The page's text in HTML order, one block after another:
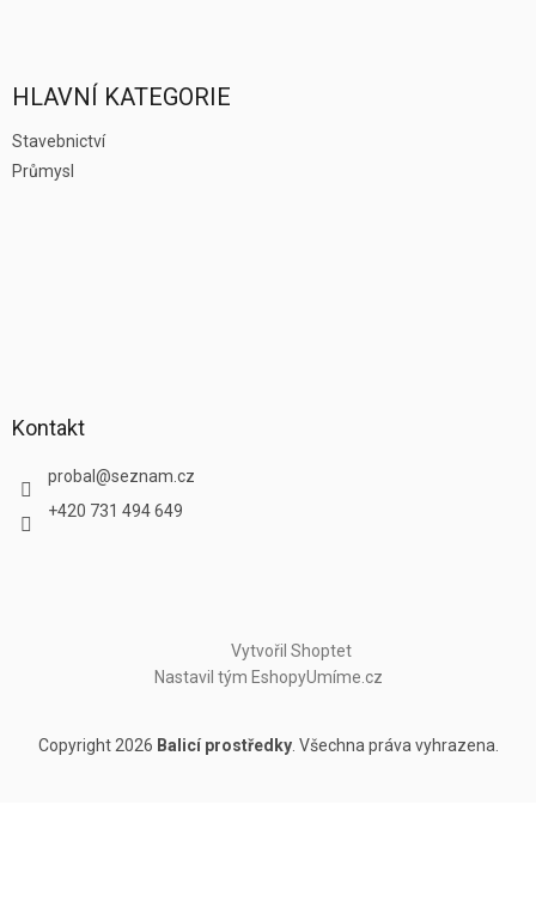
HLAVNÍ KATEGORIE
Stavebnictví
Průmysl
Kontakt
probal @seznam.cz
+420 731 494 649
Vytvořil Shoptet
Nastavil tým EshopyUmíme.cz
Copyright 2026 Balicí prostředky. Všechna práva vyhrazena.